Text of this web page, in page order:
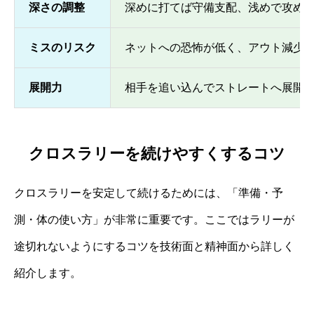
深さの調整 深めに打てば守備支配、浅めで攻め
ミスのリスク ネットへの恐怖が低く、アウト減少
展開力 相手を追い込んでストレートへ展開
クロスラリーを続けやすくするコツ
クロスラリーを安定して続けるためには、「準備・予
測・体の使い方」が非常に重要です。ここではラリーが
途切れないようにするコツを技術面と精神面から詳しく
紹介します。